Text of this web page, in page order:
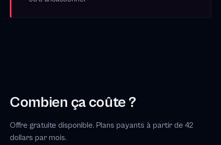
Combien ça coûte ?
Offre gratuite disponible. Plans payants à partir de 42
dollars par mois.